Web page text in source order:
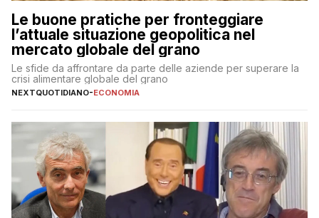
Le buone pratiche per fronteggiare
l’attuale situazione geopolitica nel
mercato globale del grano
Le sfide da affrontare da parte delle aziende per superare la
crisi alimentare globale del grano
NEXTQUOTIDIANO-ECONOMIA